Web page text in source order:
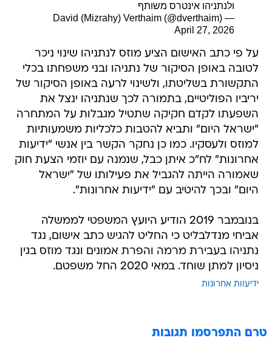
ולנתניהו אינטרס משותף
— David (Mizrahy) Verthaim (@dverthaim)
April 27, 2026
על פי כתב האישום הציע מוזס לנתניהו שינוי ניכר
לטובה באופן הסיקור של נתניהו ובני משפחתו בכלי
התקשורת בשליטתו, ולשינוי לרעה באופן הסיקור של
יריביו הפוליטיים, בתמורה לכך שנתניהו ינצל את
השפעתו לקדם חקיקה שתטיל מגבלות על המתחרה
"ישראל היום" ותביא להטבות כלכליות משמעותיות
למוזס ולעסקיו. כמו כן נחקר הקשר בין אנשי "ידיעות
אחרונות" לח"כ איתן כבל, שנמנה עם יוזמי הצעת חוק
שאמורה הייתה להגביל את פעילותו של "ישראל
היום" ובכך להיטיב עם "ידיעות אחרונות".
בנובמבר 2019 הודיע היועץ המשפטי לממשלה
אביחי מנדלבליט כי החליט להגיש כתב אישום, נגד
נתניהו בעבירת מרמה והפרת אמונים ונגד מוזס בגין
ניסיון למתן שוחד. במאי 2020 החל משפטם.
ידיעוות אחרונות
טרם התפרסמו תגובות